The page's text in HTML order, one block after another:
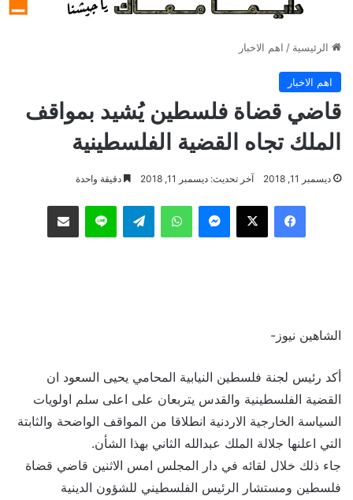
الرئيسية / اهم الاخبار
اهم الاخبار
قاضي قضاة فلسطين يُشيد بمواقف
الملك تجاه القضية الفلسطينية
ديسمبر 11, 2018 آخر تحديث: ديسمبر 11, 2018 دقيقة واحدة
فيسبوك ‫X ماسنجر واتساب تيلقرام لاين مشاركة عبر البريد
الشاهين نيوز-
أكد رئيس لجنة فلسطين النيابية المحامي يحيى السعود ان
القضية الفلسطينية والقدس يتربعان على اعلى سلم اولويات
السياسة الخارجية الاردنية انطلاقا من المواقف الواضحة والثابتة
التي اعلنها جلالة الملك عبدالله الثاني بهذا الشأن.
جاء ذلك خلال لقائه في دار المجلس امس الاثنين قاضي قضاة
فلسطين ومستشار الرئيس الفلسطيني للشؤون الدينية